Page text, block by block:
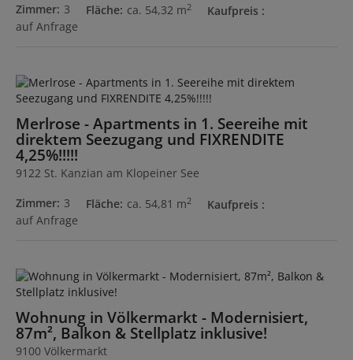
Zimmer 3 Fläche ca. 54,32 m2
Kaufpreis
auf Anfrage
Merlrose - Apartments in 1. Seereihe mit
direktem Seezugang und FIXRENDITE
4,25%!!!!!
9122 St. Kanzian am Klopeiner See
Zimmer 3 Fläche ca. 54,81 m2
Kaufpreis
auf Anfrage
Wohnung in Völkermarkt - Modernisiert,
87m², Balkon & Stellplatz inklusive!
9100 Völkermarkt